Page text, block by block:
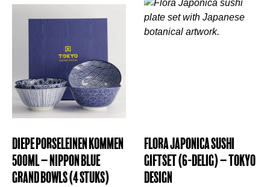
past daar perfect bij: elegant, duurzaam en altijd
een compliment waard.
Diepe porseleinen kommen
500ml – Nippon Blue
Grand Bowls (4 stuks)
Flora Japonica Sushi
Giftset (6-delig) – Tokyo
Design